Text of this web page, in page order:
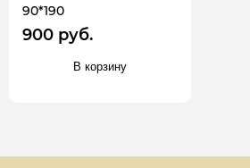
90*190
900 руб.
В корзину